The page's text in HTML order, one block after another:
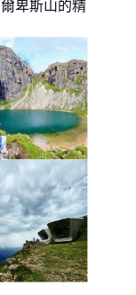
卑斯山的精